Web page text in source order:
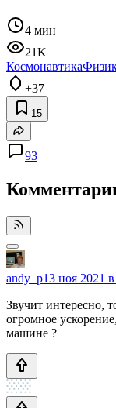
4 мин
21K
Космонавтика
+37
15
93
andy_p13 ноя 2021
Звучит интересно,
огромное
машине ?